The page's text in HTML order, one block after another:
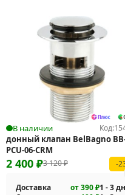
В наличии Код:
донный клапан BelBagno
PCU-06-CRM
3 120₽
2 400 ₽ -
Доставка от 390 ₽1 - 3